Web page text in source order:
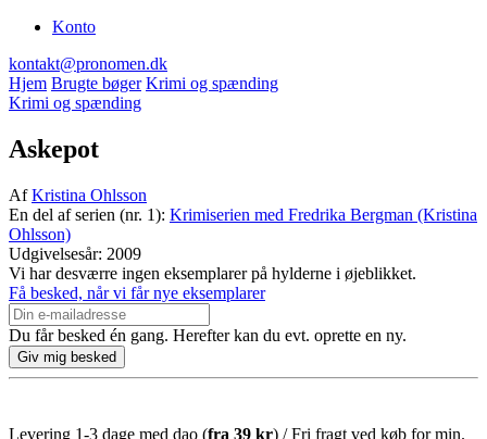
Konto
kontakt@pronomen.dk
Hjem Brugte bøger Krimi og spænding
Krimi og spænding
Askepot
AfKristina Ohlsson
En del af serien (nr. 1): Krimiserien med Fredrika Bergman (Kristina
Ohlsson)
Udgivelsesår: 2009
Vi har desværre ingen eksemplarer på hylderne i øjeblikket.
Få besked, når vi får nye eksemplarer
Du får besked én gang. Herefter kan du evt. oprette en ny.
Levering 1-3 dage med dao (fra 39 kr) / Fri fragt ved køb for min.